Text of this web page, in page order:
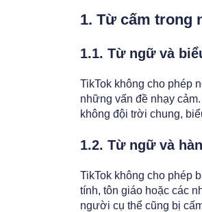
1. Từ cấm trong
1.1. Từ ngữ và
TikTok không cho phép
những vấn đề nhạy
không đội trời chung,
1.2. Từ ngữ và
TikTok không cho phép
tính, tôn giáo hoặc các
người cụ thể cũng bị